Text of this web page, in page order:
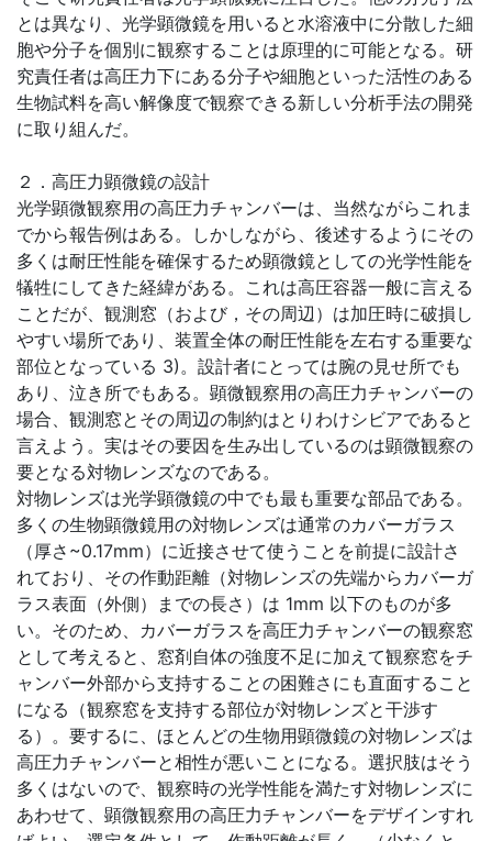
とは異なり、光学顕微鏡を用いると水溶液中に分散した細
胞や分子を個別に観察することは原理的に可能となる。研
究責任者は高圧力下にある分子や細胞といった活性のある
生物試料を高い解像度で観察できる新しい分析手法の開発
に取り組んだ。
２．高圧力顕微鏡の設計
光学顕微観察用の高圧力チャンバーは、当然ながらこれま
でから報告例はある。しかしながら、後述するようにその
多くは耐圧性能を確保するため顕微鏡としての光学性能を
犠牲にしてきた経緯がある。これは高圧容器一般に言える
ことだが、観測窓（および，その周辺）は加圧時に破損し
やすい場所であり、装置全体の耐圧性能を左右する重要な
部位となっている 3)。設計者にとっては腕の見せ所でも
あり、泣き所でもある。顕微観察用の高圧力チャンバーの
場合、観測窓とその周辺の制約はとりわけシビアであると
言えよう。実はその要因を生み出しているのは顕微観察の
要となる対物レンズなのである。
対物レンズは光学顕微鏡の中でも最も重要な部品である。
多くの生物顕微鏡用の対物レンズは通常のカバーガラス
（厚さ~0.17mm）に近接させて使うことを前提に設計さ
れており、その作動距離（対物レンズの先端からカバーガ
ラス表面（外側）までの長さ）は 1mm 以下のものが多
い。そのため、カバーガラスを高圧力チャンバーの観察窓
として考えると、窓剤自体の強度不足に加えて観察窓をチ
ャンバー外部から支持することの困難さにも直面すること
になる（観察窓を支持する部位が対物レンズと干渉す
る）。要するに、ほとんどの生物用顕微鏡の対物レンズは
高圧力チャンバーと相性が悪いことになる。選択肢はそう
多くはないので、観察時の光学性能を満たす対物レンズに
あわせて、顕微観察用の高圧力チャンバーをデザインすれ